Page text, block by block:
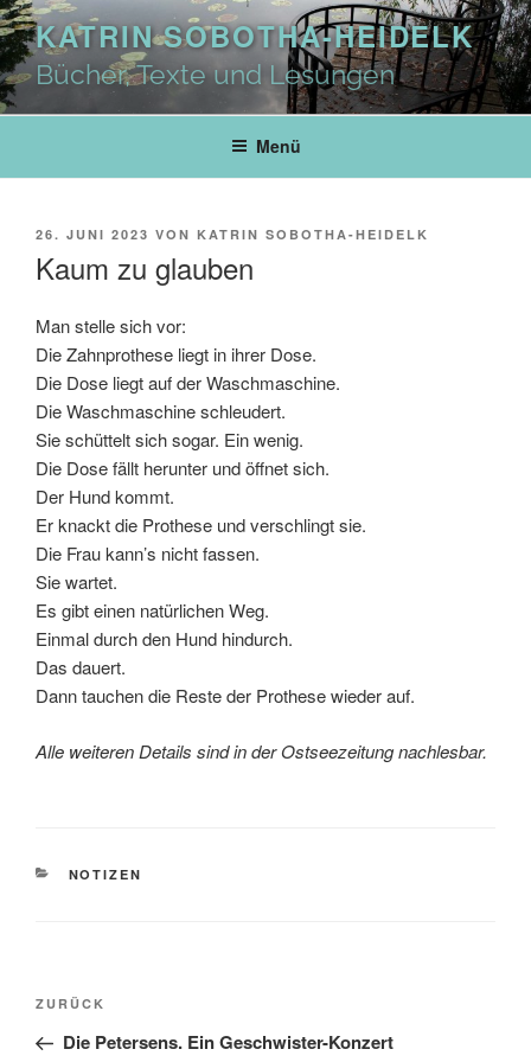
Zum
Inhalt
springen
KATRIN SOBOTHA-HEIDELK
Bücher, Texte und Lesungen
Menü
VERÖFFENTLICHT
AM
26. JUNI 2023 VON KATRIN SOBOTHA-HEIDELK
Kaum zu glauben
Man stelle sich vor:
Die Zahnprothese liegt in ihrer Dose.
Die Dose liegt auf der Waschmaschine.
Die Waschmaschine schleudert.
Sie schüttelt sich sogar. Ein wenig.
Die Dose fällt herunter und öffnet sich.
Der Hund kommt.
Er knackt die Prothese und verschlingt sie.
Die Frau kann’s nicht fassen.
Sie wartet.
Es gibt einen natürlichen Weg.
Einmal durch den Hund hindurch.
Das dauert.
Dann tauchen die Reste der Prothese wieder auf.
Alle weiteren Details sind in der Ostseezeitung nachlesbar.
KATEGORIEN
NOTIZEN
Beitragsnavigation
Vorheriger
Beitrag
ZURÜCK
Die Petersens. Ein Geschwister-Konzert